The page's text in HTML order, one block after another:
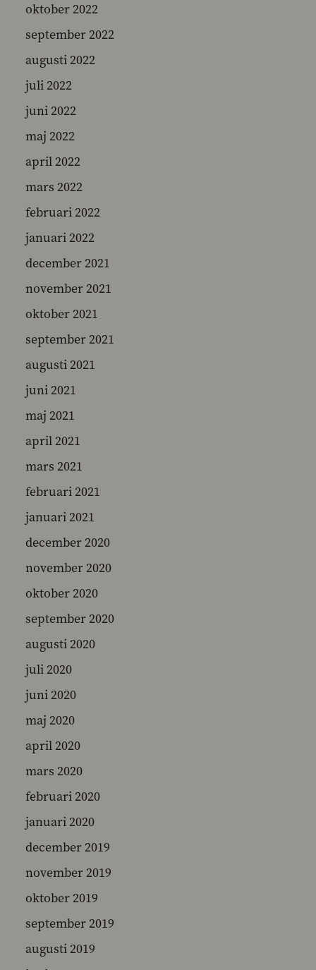
oktober 2022
september 2022
augusti 2022
juli 2022
juni 2022
maj 2022
april 2022
mars 2022
februari 2022
januari 2022
december 2021
november 2021
oktober 2021
september 2021
augusti 2021
juni 2021
maj 2021
april 2021
mars 2021
februari 2021
januari 2021
december 2020
november 2020
oktober 2020
september 2020
augusti 2020
juli 2020
juni 2020
maj 2020
april 2020
mars 2020
februari 2020
januari 2020
december 2019
november 2019
oktober 2019
september 2019
augusti 2019